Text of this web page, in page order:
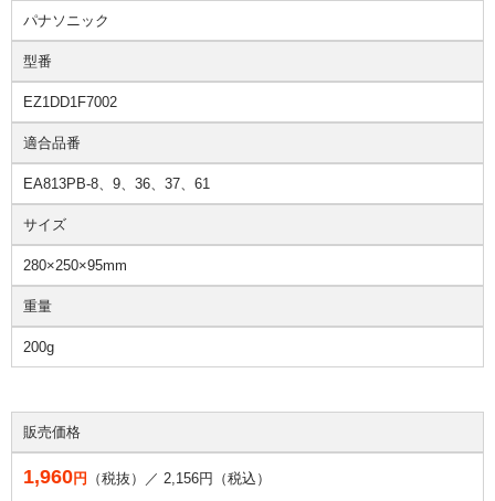
パナソニック
型番
EZ1DD1F7002
適合品番
EA813PB-8、9、36、37、61
サイズ
280×250×95mm
重量
200g
販売価格
1,960円 （税抜）／ 2,156円（税込）